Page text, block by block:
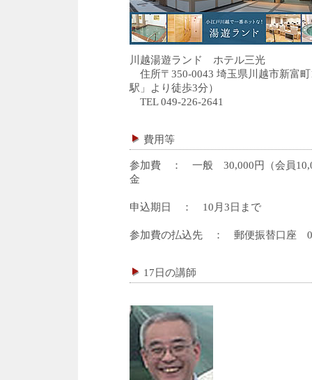
川越湯遊ランド ホテル三光
住所〒350-0043 埼玉県川越市新富
駅」より徒歩3分）
TEL 049-226-2641
費用等
参加費 ： 一般 30,000円（会員
金
申込期日 ： 10月3日まで
参加費の払込先 ： 郵便振替口座
17日の講師